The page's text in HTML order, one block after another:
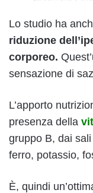
Lo studio ha
riduzione
corporeo.
sensazione di
L’apporto
presenza della
gruppo B, dai
ferro, potassio,
È, quindi